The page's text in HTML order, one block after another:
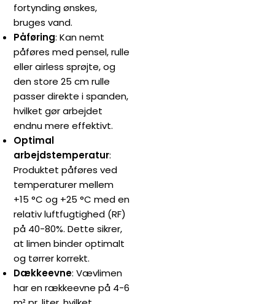
fortynding ønskes,
bruges vand.
Påføring: Kan nemt
påføres med pensel, rulle
eller airless sprøjte, og
den store 25 cm rulle
passer direkte i spanden,
hvilket gør arbejdet
endnu mere effektivt.
Optimal
arbejdstemperatur:
Produktet påføres ved
temperaturer mellem
+15 °C og +25 °C med en
relativ luftfugtighed (RF)
på 40-80%. Dette sikrer,
at limen binder optimalt
og tørrer korrekt.
Dækkeevne: Vævlimen
har en rækkeevne på 4-6